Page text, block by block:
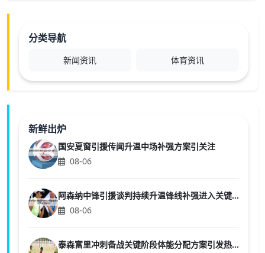
分类导航
新闻资讯 体育资讯
新鲜出炉
国安夏窗引援传闻升温中场补强方案引关注
08-06
阿森纳中锋引援谈判持续升温锋线补强进入关键期解析
08-06
泰森富里冲刺备战关键阶段体能分配方案引发热议